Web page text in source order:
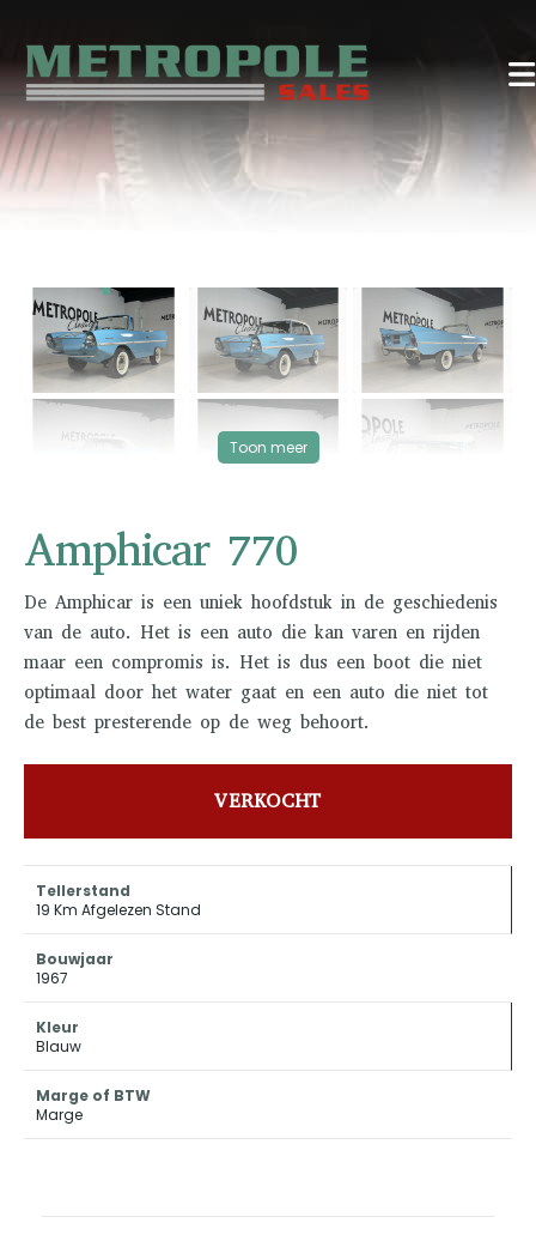
VERKOCHT
‹ ›
Toon meer
Amphicar 770
De Amphicar is een uniek hoofdstuk in de geschiedenis
van de auto. Het is een auto die kan varen en rijden
maar een compromis is. Het is dus een boot die niet
optimaal door het water gaat en een auto die niet tot
de best presterende op de weg behoort.
VERKOCHT
Tellerstand
19 Km Afgelezen Stand
Bouwjaar
1967
Kleur
Blauw
Marge of BTW
Marge